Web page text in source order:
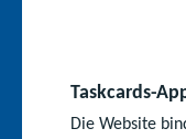
Taskcards-
Die Website